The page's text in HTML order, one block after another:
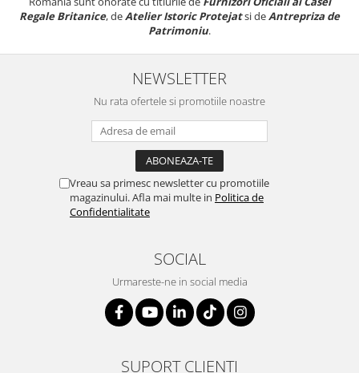
Regale Britanice, deAtelier Istoric Protejatsi deAntrepriza de
Patrimoniu.
NEWSLETTER
Nu rata ofertele si promotiile noastre
Vreau sa primesc newsletter cu promotiile
magazinului. Afla mai multe in Politica de
Confidentialitate
SOCIAL
Urmareste-ne in social media
SUPORT CLIENTI